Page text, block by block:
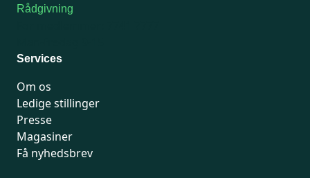
Rådgivning
Services
Om os
Ledige stillinger
Presse
Magasiner
Få nyhedsbrev